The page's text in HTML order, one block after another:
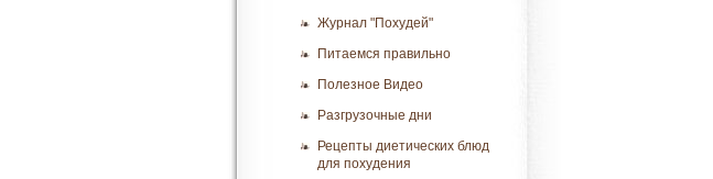
Журнал "Похудей"
Питаемся правильно
Полезное Видео
Разгрузочные дни
Рецепты диетических блюд
для похудения